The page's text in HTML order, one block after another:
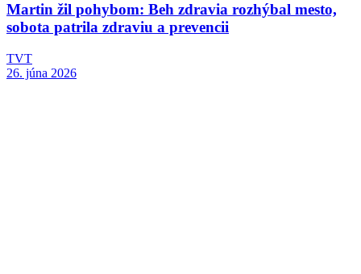
Martin žil pohybom: Beh zdravia rozhýbal mesto,
sobota patrila zdraviu a prevencii
TVT
26. júna 2026